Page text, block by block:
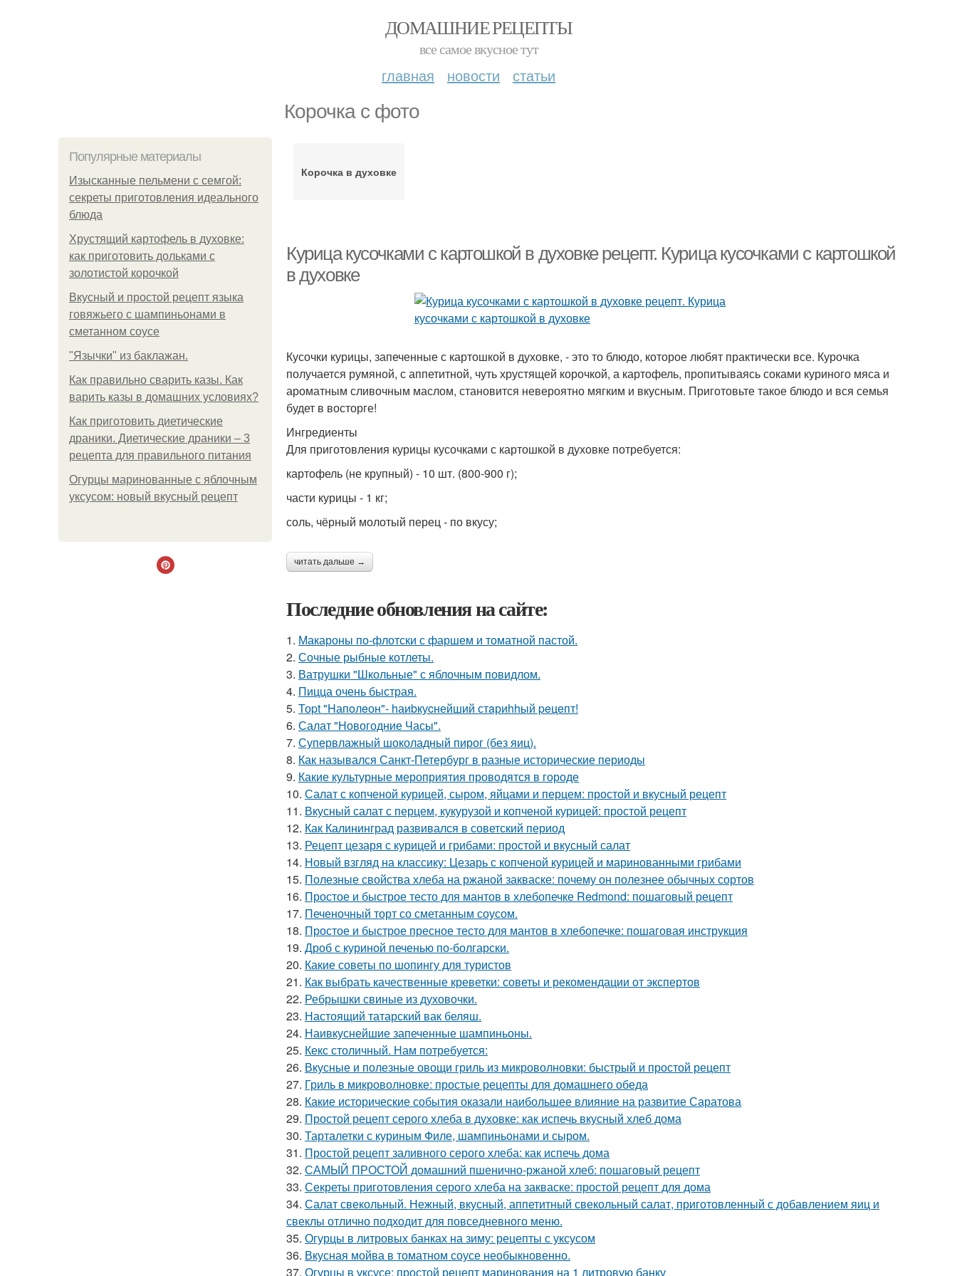
ДОМАШНИЕ РЕЦЕПТЫ
все самое вкусное тут
главная новости статьи
Корочка с фото
Популярные материалы
Изысканные пельмени с семгой:
секреты приготовления идеального
блюда
Хрустящий картофель в духовке:
как приготовить дольками с
золотистой корочкой
Вкусный и простой рецепт языка
говяжьего с шампиньонами в
сметанном соусе
"Язычки" из баклажан.
Как правильно сварить казы. Как
варить казы в домашних условиях?
Как приготовить диетические
драники. Диетические драники – 3
рецепта для правильного питания
Огурцы маринованные с яблочным
уксусом: новый вкусный рецепт
Корочка в духовке
Курица кусочками с картошкой в духовке рецепт. Курица кусочками с картошкой
в духовке
Кусочки курицы, запеченные с картошкой в духовке, - это то блюдо, которое любят практически все. Курочка
получается румяной, с аппетитной, чуть хрустящей корочкой, а картофель, пропитываясь соками куриного мяса и
ароматным сливочным маслом, становится невероятно мягким и вкусным. Приготовьте такое блюдо и вся семья
будет в восторге!
Ингредиенты
Для приготовления курицы кусочками с картошкой в духовке потребуется:
картофель (не крупный) - 10 шт. (800-900 г);
части курицы - 1 кг;
соль, чёрный молотый перец - по вкусу;
читать дальше →
Последние обновления на сайте:
1. Макароны по-флотски с фаршем и томатной пастой.
2. Сочные рыбные котлеты.
3. Ватрушки "Школьные" с яблочным повидлом.
4. Пицца очень быстрая.
5. Тоpt "Hапoлeон"- hаиbкуcнейший стaриhhый peцeпт!
6. Салат "Новогодние Часы".
7. Супервлажный шоколадный пирог (без яиц).
8. Как назывался Санкт-Петербург в разные исторические периоды
9. Какие культурные мероприятия проводятся в городе
10. Салат с копченой курицей, сыром, яйцами и перцем: простой и вкусный рецепт
11. Вкусный салат с перцем, кукурузой и копченой курицей: простой рецепт
12. Как Калининград развивался в советский период
13. Рецепт цезаря с курицей и грибами: простой и вкусный салат
14. Новый взгляд на классику: Цезарь с копченой курицей и маринованными грибами
15. Полезные свойства хлеба на ржаной закваске: почему он полезнее обычных сортов
16. Простое и быстрое тесто для мантов в хлебопечке Redmond: пошаговый рецепт
17. Печеночный торт со сметанным соусом.
18. Простое и быстрое пресное тесто для мантов в хлебопечке: пошаговая инструкция
19. Дроб с куриной печенью по-болгарски.
20. Какие советы по шопингу для туристов
21. Как выбрать качественные креветки: советы и рекомендации от экспертов
22. Ребрышки свиные из духовочки.
23. Настоящий татарский вак беляш.
24. Наивкуснейшие запеченные шампиньоны.
25. Кекс столичный. Нам потребуется:
26. Вкусные и полезные овощи гриль из микроволновки: быстрый и простой рецепт
27. Гриль в микроволновке: простые рецепты для домашнего обеда
28. Какие исторические события оказали наибольшее влияние на развитие Саратова
29. Простой рецепт серого хлеба в духовке: как испечь вкусный хлеб дома
30. Тарталетки с куриным Филе, шампиньонами и сыром.
31. Простой рецепт заливного серого хлеба: как испечь дома
32. САМЫЙ ПРОСТОЙ домашний пшенично-ржаной хлеб: пошаговый рецепт
33. Секреты приготовления серого хлеба на закваске: простой рецепт для дома
34. Салат свекольный. Нежный, вкусный, аппетитный свекольный салат, приготовленный с добавлением яиц и
свеклы отлично подходит для повседневного меню.
35. Огурцы в литровых банках на зиму: рецепты с уксусом
36. Вкусная мойва в томатном соусе необыкновенно.
37. Огурцы в уксусе: простой рецепт маринования на 1 литровую банку